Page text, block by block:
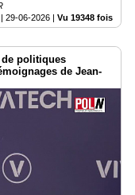
29-06-2026 Vu 19348 fois
de politiques
de Jean-